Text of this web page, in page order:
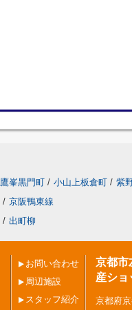
鷹峯黒門町 / 小山上板倉町 / 紫
/ 京阪鴨東線
/ 出町柳
お問い合わせ
周辺施設
スタッフ紹介
京都市
産ショ
京都府